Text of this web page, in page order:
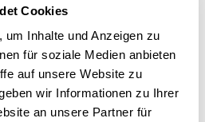
Cookies
Inhalte und Anzeigen zu
für soziale Medien anbieten
auf unsere Website zu
wir Informationen zu Ihrer
an unsere Partner für
plasma to produce
by mussels
properties of mussels,
for biomedical applicatio...